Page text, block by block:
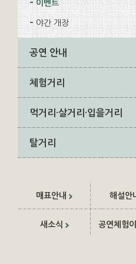
이벤트
야간 개장
공연 안내
체험거리
먹거리·살거리·입을거리
탈거리
매표안내 해설안
새소식 공연체험